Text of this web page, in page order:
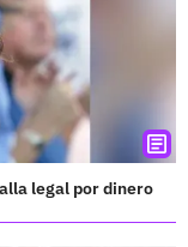
legal por dinero